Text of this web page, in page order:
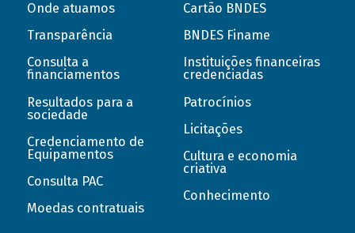
Onde atuamos
Transparência
Consulta a
financiamentos
Resultados para a
sociedade
Credenciamento de
Equipamentos
Consulta PAC
Moedas contratuais
Cartão BNDES
BNDES Finame
Instituições financeiras
credenciadas
Patrocínios
Licitações
Cultura e economia
criativa
Conhecimento